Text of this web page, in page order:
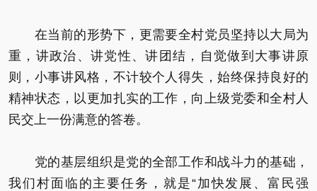
在当前的形势下，更需要全村党员坚持以大局为
重，讲政治、讲党性、讲团结，自觉做到大事讲原
则，小事讲风格，不计较个人得失，始终保持良好的
精神状态，以更加扎实的工作，向上级党委和全村人
民交上一份满意的答卷。
党的基层组织是党的全部工作和战斗力的基础，
我们村面临的主要任务，就是“加快发展、富民强